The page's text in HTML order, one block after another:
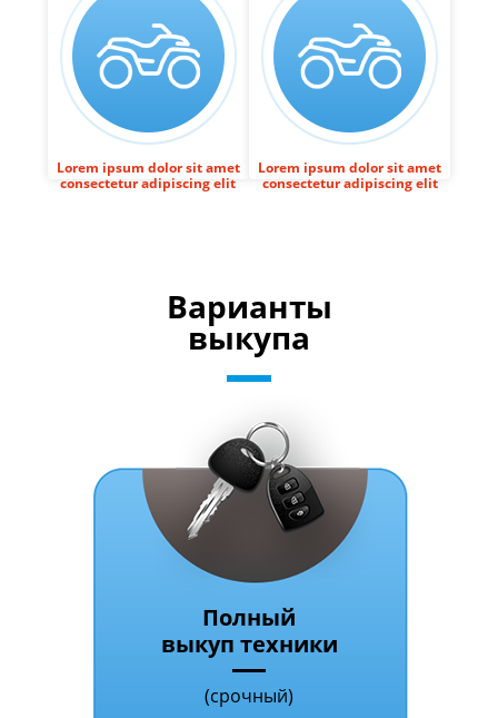
Lorem ipsum dolor sit amet
consectetur adipiscing elit
Lorem ipsum dolor sit amet
consectetur adipiscing elit
Варианты
выкупа
Полный
выкуп техники
(срочный)